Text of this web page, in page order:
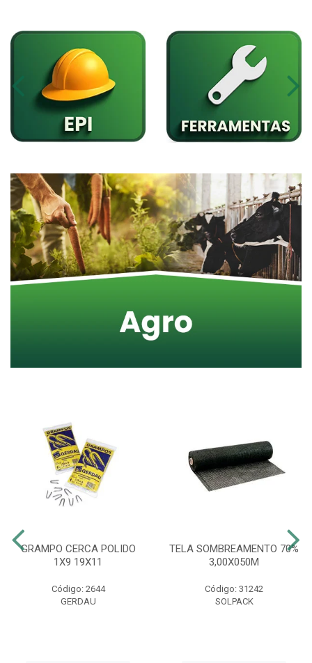
GRAMPO CERCA POLIDO
1X9 19X11
Código: 2644
GERDAU
TELA SOMBREAMENTO 70%
3,00X050M
Código: 31242
SOLPACK